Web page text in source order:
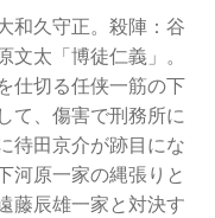
和久守正。殺陣：谷
太「博徒仁義」。
仕切る任侠一筋の下
て、傷害で刑務所に
待田京介が跡目にな
河原一家の縄張りと
藤辰雄一家と対決す